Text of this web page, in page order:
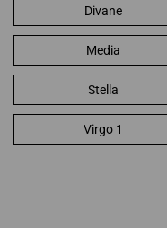
Divane
Media
Stella
Virgo 1